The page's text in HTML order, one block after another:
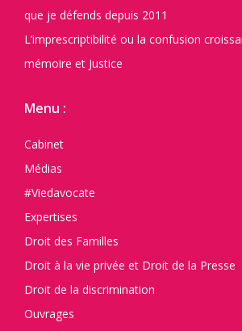
que je défends depuis 2011
L’imprescriptibilité ou la confusion
mémoire et Justice
Menu :
Cabinet
Médias
#Viedavocate
Expertises
Droit des Familles
Droit à la vie privée et Droit de la Presse
Droit de la discrimination
Ouvrages